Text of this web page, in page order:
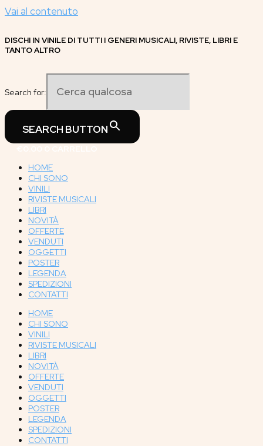
Vai al contenuto
DISCHI IN VINILE DI TUTTI I GENERI MUSICALI, RIVISTE, LIBRI E
TANTO ALTRO
Search for:
SEARCH BUTTON
HOME
CHI SONO
VINILI
RIVISTE MUSICALI
LIBRI
NOVITÀ
OFFERTE
VENDUTI
OGGETTI
POSTER
LEGENDA
SPEDIZIONI
CONTATTI
HOME
CHI SONO
VINILI
RIVISTE MUSICALI
LIBRI
NOVITÀ
OFFERTE
VENDUTI
OGGETTI
POSTER
LEGENDA
SPEDIZIONI
CONTATTI